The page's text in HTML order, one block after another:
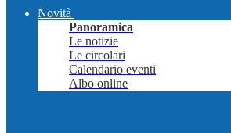
Novità
Panoramica
Le notizie
Le circolari
Calendario eventi
Albo online